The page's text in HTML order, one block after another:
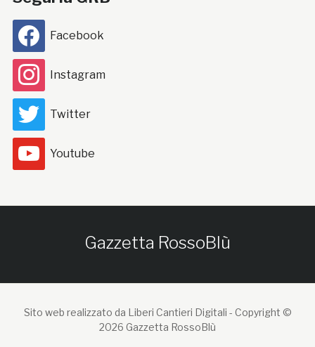
Facebook
Instagram
Twitter
Youtube
Gazzetta RossoBlù
Sito web realizzato da Liberi Cantieri Digitali - Copyright ©
2026 Gazzetta RossoBlù